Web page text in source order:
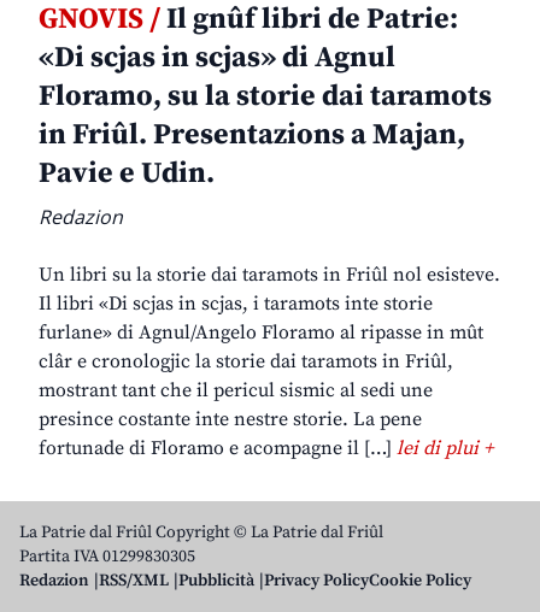
GNOVIS /Il gnûf libri de Patrie:
«Di scjas in scjas» di Agnul
Floramo, su la storie dai taramots
in Friûl. Presentazions a Majan,
Pavie e Udin.
Redazion
Un libri su la storie dai taramots in Friûl nol esisteve.
Il libri «Di scjas in scjas, i taramots inte storie
furlane» di Agnul/Angelo Floramo al ripasse in mût
clâr e cronologjic la storie dai taramots in Friûl,
mostrant tant che il pericul sismic al sedi une
presince costante inte nestre storie. La pene
fortunade di Floramo e acompagne il […] lei di plui +
La Patrie dal Friûl Copyright © La Patrie dal Friûl
Partita IVA 01299830305
Redazion RSS/XML Pubblicità Privacy PolicyCookie Policy